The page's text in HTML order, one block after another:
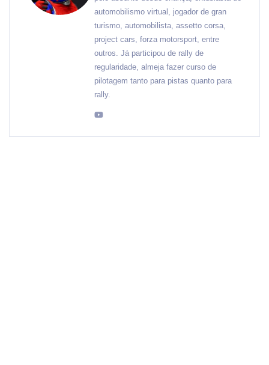
automobilismo virtual, jogador de gran
turismo, automobilista, assetto corsa,
project cars, forza motorsport, entre
outros. Já participou de rally de
regularidade, almeja fazer curso de
pilotagem tanto para pistas quanto para
rally.